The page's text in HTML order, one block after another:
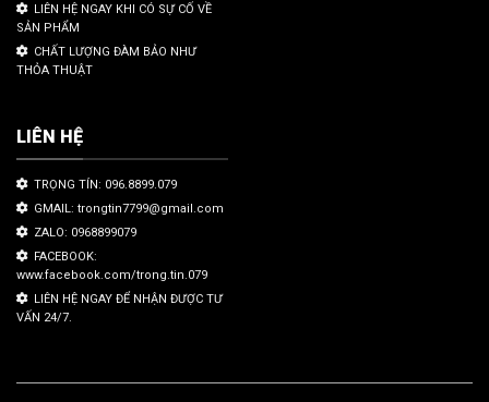
LIÊN HỆ NGAY KHI CÓ SỰ CỐ VỀ
SẢN PHẨM
CHẤT LƯỢNG ĐÀM BẢO NHƯ
THỎA THUẬT
LIÊN HỆ
TRỌNG TÍN: 096.8899.079
GMAIL: trongtin7799@gmail.com
ZALO: 0968899079
FACEBOOK:
www.facebook.com/trong.tin.079
LIÊN HỆ NGAY ĐỂ NHẬN ĐƯỢC TƯ
VẤN 24/7.